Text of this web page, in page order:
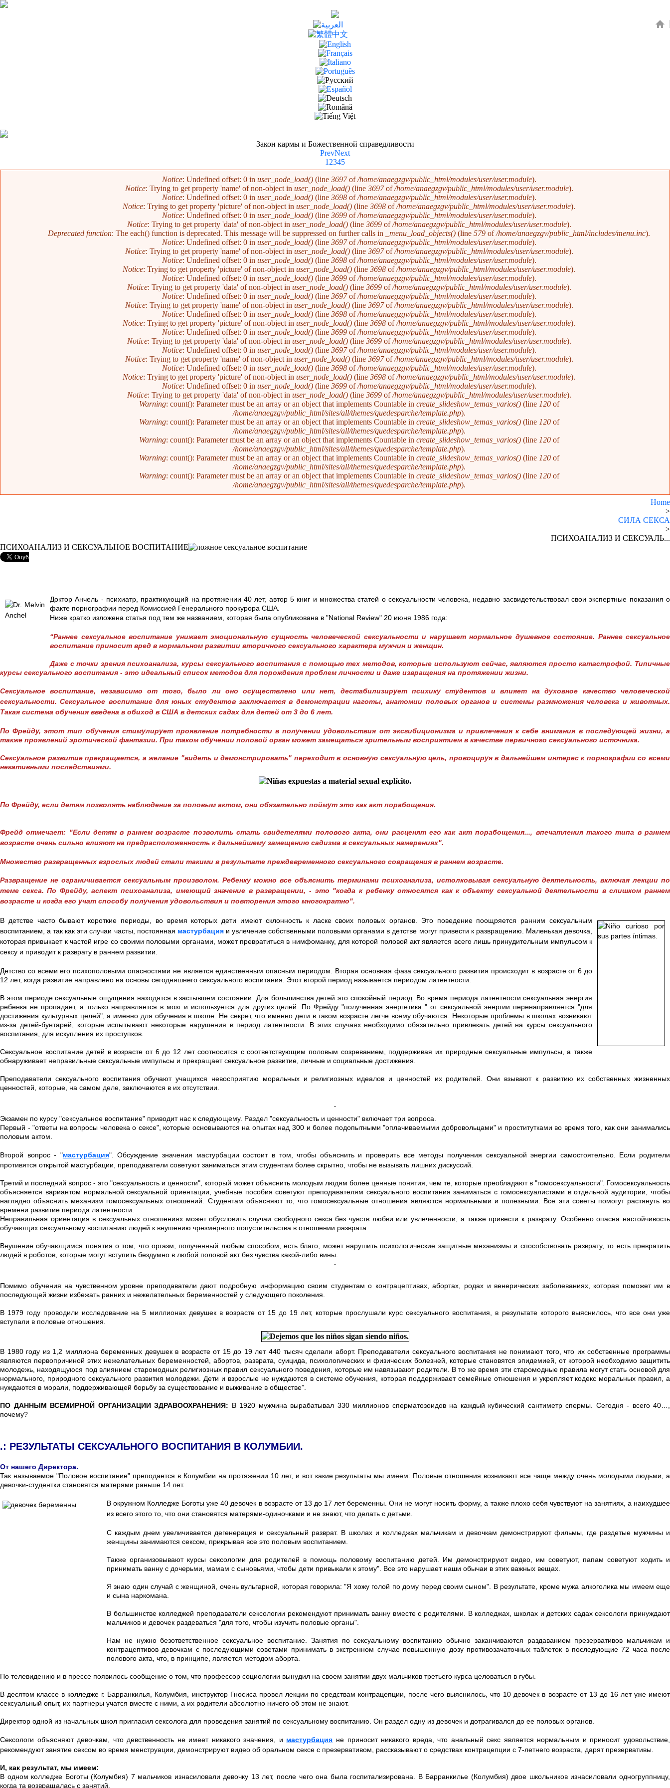
Закон кармы и Божественной справедливости
PrevNext
1 2345
Notice: Undefined offset: 0 in user_node_load()(line 3697of/home/anaegzgv/public_html/modules/user/user.module).
Notice: Trying to get property 'name' of non-object in user_node_load()(line 3697of/home/anaegzgv/public_html/modules/user/user.module).
Notice: Undefined offset: 0 in user_node_load()(line 3698of/home/anaegzgv/public_html/modules/user/user.module).
Notice: Trying to get property 'picture' of non-object in user_node_load() (line 3698 of/home/anaegzgv/public_html/modules/user/user.module).
Notice: Undefined offset: 0 in user_node_load()(line 3699of/home/anaegzgv/public_html/modules/user/user.module).
Notice: Trying to get property 'data' of non-object in user_node_load()(line 3699of/home/anaegzgv/public_html/modules/user/user.module).
Deprecated function: The each() function is deprecated. This message will be suppressed on further calls in _menu_load_objects() (line 579 of/home/anaegzgv/public_html/includes/menu.inc).
Notice: Undefined offset: 0 in user_node_load()(line 3697of/home/anaegzgv/public_html/modules/user/user.module).
Notice: Trying to get property 'name' of non-object in user_node_load()(line 3697of/home/anaegzgv/public_html/modules/user/user.module).
Notice: Undefined offset: 0 in user_node_load()(line 3698of/home/anaegzgv/public_html/modules/user/user.module).
Notice: Trying to get property 'picture' of non-object in user_node_load() (line 3698 of/home/anaegzgv/public_html/modules/user/user.module).
Notice: Undefined offset: 0 in user_node_load()(line 3699of/home/anaegzgv/public_html/modules/user/user.module).
Notice: Trying to get property 'data' of non-object in user_node_load()(line 3699of/home/anaegzgv/public_html/modules/user/user.module).
Notice: Undefined offset: 0 in user_node_load()(line 3697of/home/anaegzgv/public_html/modules/user/user.module).
Notice: Trying to get property 'name' of non-object in user_node_load()(line 3697of/home/anaegzgv/public_html/modules/user/user.module).
Notice: Undefined offset: 0 in user_node_load()(line 3698of/home/anaegzgv/public_html/modules/user/user.module).
Notice: Trying to get property 'picture' of non-object in user_node_load() (line 3698 of/home/anaegzgv/public_html/modules/user/user.module).
Notice: Undefined offset: 0 in user_node_load()(line 3699of/home/anaegzgv/public_html/modules/user/user.module).
Notice: Trying to get property 'data' of non-object in user_node_load()(line 3699of/home/anaegzgv/public_html/modules/user/user.module).
Notice: Undefined offset: 0 in user_node_load()(line 3697of/home/anaegzgv/public_html/modules/user/user.module).
Notice: Trying to get property 'name' of non-object in user_node_load()(line 3697of/home/anaegzgv/public_html/modules/user/user.module).
Notice: Undefined offset: 0 in user_node_load()(line 3698of/home/anaegzgv/public_html/modules/user/user.module).
Notice: Trying to get property 'picture' of non-object in user_node_load() (line 3698 of/home/anaegzgv/public_html/modules/user/user.module).
Notice: Undefined offset: 0 in user_node_load()(line 3699of/home/anaegzgv/public_html/modules/user/user.module).
Notice: Trying to get property 'data' of non-object in user_node_load()(line 3699of/home/anaegzgv/public_html/modules/user/user.module).
Warning: count(): Parameter must be an array or an object that implements Countable in create_slideshow_temas_varios()(line 120of
/home/anaegzgv/public_html/sites/all/themes/quedesparche/template.php).
Warning: count(): Parameter must be an array or an object that implements Countable in create_slideshow_temas_varios()(line 120of
/home/anaegzgv/public_html/sites/all/themes/quedesparche/template.php).
Warning: count(): Parameter must be an array or an object that implements Countable in create_slideshow_temas_varios()(line 120of
/home/anaegzgv/public_html/sites/all/themes/quedesparche/template.php).
Warning: count(): Parameter must be an array or an object that implements Countable in create_slideshow_temas_varios()(line 120of
/home/anaegzgv/public_html/sites/all/themes/quedesparche/template.php).
Warning: count(): Parameter must be an array or an object that implements Countable in create_slideshow_temas_varios()(line 120of
/home/anaegzgv/public_html/sites/all/themes/quedesparche/template.php).
Home
>
СИЛА СЕКСА
>
ПСИХОАНАЛИЗ И СЕКСУАЛЬ...
ПСИХОАНАЛИЗ И СЕКСУАЛЬНОЕ ВОСПИТАНИЕ
Доктор Анчель - психиатр, практикующий на протяжении 40 лет, автор 5 книг и множества статей о сексуальности человека, недавно засвидетельствовал свои экспертные показания о
факте порнографии перед Комиссией Генерального прокурора США.
Ниже кратко изложена статья под тем же названием, которая была опубликована в "National Review" 20 июня 1986 года:
“Раннее сексуальное воспитание унижает эмоциональную сущность человеческой сексуальности и нарушает нормальное душевное состояние. Раннее сексуальное
воспитание приносит вред в нормальном развитии вторичного сексуального характера мужчин и женщин.
Даже с точки зрения психоанализа, курсы сексуального воспитания с помощью тех методов, которые используют сейчас, являются просто катастрофой. Типичные
курсы сексуального воспитания - это идеальный список методов для порождения проблем личности и даже извращения на протяжении жизни.
Сексуальное воспитание, независимо от того, было ли оно осуществлено или нет, дестабилизирует психику студентов и влияет на духовное качество человеческой
сексуальности. Сексуальное воспитание для юных студентов заключается в демонстрации наготы, анатомии половых органов и системы размножения человека и животных.
Такая система обучения введена в обиход в США в детских садах для детей от 3 до 6 лет.
По Фрейду, этот тип обучения стимулирует проявление потребности в получении удовольствия от эксгибиционизма и привлечения к себе внимания в последующей жизни, а
также проявлений эротической фантазии. При таком обучении половой орган может замещаться зрительным восприятием в качестве первичного сексуального источника.
Сексуальное развитие прекращается, а желание "видеть и демонстрировать" переходит в основную сексуальную цель, провоцируя в дальнейшем интерес к порнографии со всеми
негативными последствиями.
По Фрейду, если детям позволять наблюдение за половым актом, они обязательно поймут это как акт порабощения.
Фрейд отмечает: "Если детям в раннем возрасте позволить стать свидетелями полового акта, они расценят его как акт порабощения..., впечатления такого типа в раннем
возрасте очень сильно влияют на предрасположенность к дальнейшему замещению садизма в сексуальных намерениях".
Множество развращенных взрослых людей стали такими в результате преждевременного сексуального совращения в раннем возрасте.
Развращение не ограничивается сексуальным произволом. Ребенку можно все объяснить терминами психоанализа, истолковывая сексуальную деятельность, включая лекции по
теме секса. По Фрейду, аспект психоанализа, имеющий значение в развращении, - это "когда к ребенку относятся как к объекту сексуальной деятельности в слишком раннем
возрасте и когда его учат способу получения удовольствия и повторения этого многократно".
В детстве часто бывают короткие периоды, во время которых дети имеют склонность к ласке своих половых органов. Это поведение поощряется ранним сексуальным
воспитанием, а так как эти случаи часты, постоянная мастурбацияи увлечение собственными половыми органами в детстве могут привести к развращению. Маленькая девочка,
которая привыкает к частой игре со своими половыми органами, может превратиться в нимфоманку, для которой половой акт является всего лишь принудительным импульсом к
сексу и приводит к разврату в раннем развитии.
Детство со всеми его психополовыми опасностями не является единственным опасным периодом. Вторая основная фаза сексуального развития происходит в возрасте от 6 до
12 лет, когда развитие направлено на основы сегодняшнего сексуального воспитания. Этот второй период называется периодом латентности.
В этом периоде сексуальные ощущения находятся в застывшем состоянии. Для большинства детей это спокойный период. Во время периода латентности сексуальная энергия
ребенка не пропадает, а только направляется в мозг и используется для других целей. По Фрейду "полученная энергетика " от сексуальной энергии перенаправляется "для
достижения культурных целей", а именно для обучения в школе. Не секрет, что именно дети в таком возрасте легче всему обучаются. Некоторые проблемы в школах возникают
из-за детей-бунтарей, которые испытывают некоторые нарушения в период латентности. В этих случаях необходимо обязательно привлекать детей на курсы сексуального
воспитания, для искупления их проступков.
Сексуальное воспитание детей в возрасте от 6 до 12 лет соотносится с соответствующим половым созреванием, поддерживая их природные сексуальные импульсы, а также
обнаруживает неправильные сексуальные импульсы и прекращает сексуальное развитие, личные и социальные достижения.
Преподаватели сексуального воспитания обучают учащихся невосприятию моральных и религиозных идеалов и ценностей их родителей. Они взывают к развитию их собственных жизненных
ценностей, которые, на самом деле, заключаются в их отсутствии.
Экзамен по курсу "сексуальное воспитание" приводит нас к следующему. Раздел "сексуальность и ценности" включает три вопроса.
Первый - "ответы на вопросы человека о сексе", которые основываются на опытах над 300 и более подопытными "оплачиваемыми добровольцами" и проститутками во время того, как они занимались
половым актом.
Второй вопрос - "мастурбация". Обсуждение значения мастурбации состоит в том, чтобы объяснить и проверить все методы получения сексуальной энергии самостоятельно. Если родители
противятся открытой мастурбации, преподаватели советуют заниматься этим студентам более скрытно, чтобы не вызывать лишних дискуссий.
Третий и последний вопрос - это "сексуальность и ценности", который может объяснить молодым людям более ценные понятия, чем те, которые преобладают в "гомосексуальности". Гомосексуальность
объясняется вариантом нормальной сексуальной ориентации, учебные пособия советуют преподавателям сексуального воспитания заниматься с гомосексуалистами в отдельной аудитории, чтобы
наглядно объяснить механизм гомосексуальных отношений. Студентам объясняют то, что гомосексуальные отношения являются нормальными и полезными. Все эти советы помогут растянуть во
времени развитие периода латентности.
Неправильная ориентация в сексуальных отношениях может обусловить случаи свободного секса без чувств любви или увлеченности, а также привести к разврату. Особенно опасна настойчивость
обучающих сексуальному воспитанию людей к внушению чрезмерного попустительства в отношении разврата.
Внушение обучающимся понятия о том, что оргазм, полученный любым способом, есть благо, может нарушить психологические защитные механизмы и способствовать разврату, то есть превратить
людей в роботов, которые могут вступить бездумно в любой половой акт без чувства какой-либо вины.
Помимо обучения на чувственном уровне преподаватели дают подробную информацию своим студентам о контрацептивах, абортах, родах и венерических заболеваниях, которая поможет им в
последующей жизни избежать ранних и нежелательных беременностей у следующего поколения.
В 1979 году проводили исследование на 5 миллионах девушек в возрасте от 15 до 19 лет, которые прослушали курс сексуального воспитания, в результате которого выяснилось, что все они уже
вступали в половые отношения.
В 1980 году из 1,2 миллиона беременных девушек в возрасте от 15 до 19 лет 440 тысяч сделали аборт. Преподаватели сексуального воспитания не понимают того, что их собственные программы
являются первопричиной этих нежелательных беременностей, абортов, разврата, суицида, психологических и физических болезней, которые становятся эпидемией, от которой необходимо защитить
молодежь, находящуюся под влиянием старомодных религиозных правил сексуального поведения, которые им навязывают родители. В то же время эти старомодные правила могут стать основой для
нормального, природного сексуального развития молодежи. Дети и взрослые не нуждаются в системе обучения, которая поддерживает семейные отношения и укрепляет кодекс моральных правил, а
нуждаются в морали, поддерживающей борьбу за существование и выживание в обществе”.
ПО ДАННЫМ ВСЕМИРНОЙ ОРГАНИЗАЦИИ ЗДРАВООХРАНЕНИЯ: В 1920 мужчина вырабатывал 330 миллионов сперматозоидов на каждый кубический сантиметр спермы. Сегодня - всего 40…,
почему?
.: РЕЗУЛЬТАТЫ СЕКСУАЛЬНОГО ВОСПИТАНИЯ В КОЛУМБИИ.
От нашего Директора.
Так называемое "Половое воспитание" преподается в Колумбии на протяжении 10 лет, и вот какие результаты мы имеем: Половые отношения возникают все чаще между очень молодыми людьми, а
девочки-студентки становятся матерями раньше 14 лет.
В окружном Колледже Боготы уже 40 девочек в возрасте от 13 до 17 лет беременны. Они не могут носить форму, а также плохо себя чувствуют на занятиях, а наихудшее
из всего этого то, что они становятся матерями-одиночками и не знают, что делать с детьми.
С каждым днем увеличивается дегенерация и сексуальный разврат. В школах и колледжах мальчикам и девочкам демонстрируют фильмы, где раздетые мужчины и
женщины занимаются сексом, прикрывая все это половым воспитанием.
Также организовывают курсы сексологии для родителей в помощь половому воспитанию детей. Им демонстрируют видео, им советуют, папам советуют ходить и
принимать ванну с дочерьми, мамам с сыновьями, чтобы дети привыкали к этому". Все это нарушает наши обычаи в этих важных вещах.
Я знаю один случай с женщиной, очень вульгарной, которая говорила: "Я хожу голой по дому перед своим сыном". В результате, кроме мужа алкоголика мы имеем еще
и сына наркомана.
В большинстве колледжей преподаватели сексологии рекомендуют принимать ванну вместе с родителями. В колледжах, школах и детских садах сексологи принуждают
мальчиков и девочек раздеваться "для того, чтобы изучить половые органы".
Нам не нужно безответственное сексуальное воспитание. Занятия по сексуальному воспитанию обычно заканчиваются раздаванием презервативов мальчикам и
контрацептивов девочкам с последующими советами принимать в экстренном случае повышенную дозу противозачаточных таблеток в последующие 72 часа после
полового акта, что, в принципе, является методом аборта.
По телевидению и в прессе появилось сообщение о том, что профессор социологии вынудил на своем занятии двух мальчиков третьего курса целоваться в губы.
В десятом классе в колледже г. Барранкилья, Колумбия, инструктор Гносиса провел лекции по средствам контрацепции, после чего выяснилось, что 10 девочек в возрасте от 13 до 16 лет уже имеют
сексуальный опыт, их партнеры учатся вместе с ними, а их родители абсолютно ничего об этом не знают.
Директор одной из начальных школ пригласил сексолога для проведения занятий по сексуальному воспитанию. Он раздел одну из девочек и дотрагивался до ее половых органов.
Сексологи объясняют девочкам, что девственность не имеет никакого значения, и мастурбация не приносит никакого вреда, что анальный секс является нормальным и приносит удовольствие,
рекомендуют занятие сексом во время менструации, демонстрируют видео об оральном сексе с презервативом, рассказывают о средствах контрацепции с 7-летнего возраста, дарят презервативы.
И, как результат, мы имеем:
В одном колледже Боготы (Колумбия) 7 мальчиков изнасиловали девочку 13 лет, после чего она была госпитализирована. В Барранкилье (Колумбия) двое школьников изнасиловали одногруппницу,
когда та возвращалась с занятий.